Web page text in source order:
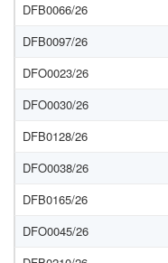
DFB0066/26
DFB0097/26
DFO0023/26
DFO0030/26
DFB0128/26
DFO0038/26
DFB0165/26
DFO0045/26